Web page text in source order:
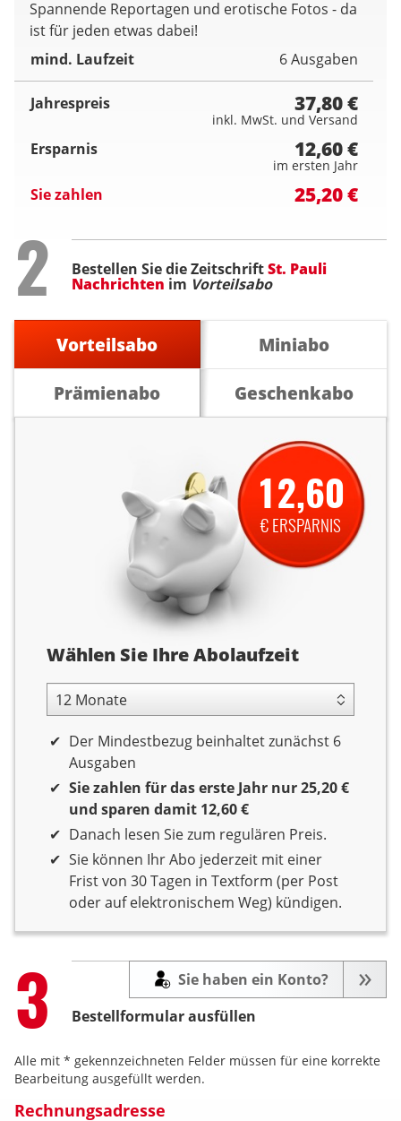
Spannende Reportagen und erotische Fotos - da
ist für jeden etwas dabei!
mind. Laufzeit
6 Ausgaben
Jahrespreis 37,80 €
inkl. MwSt. und Versand
Ersparnis 12,60 €
im ersten Jahr
Sie zahlen 25,20 €
Step
2 Bestellen Sie die ZeitschriftSt. Pauli
Nachrichten im Vorteilsabo
Vorteilsabo
Miniabo
Prämienabo
Geschenkabo
Abolaufzeit
Wählen Sie Ihre Abolaufzeit
12 Monate Laufzeit
Der Mindestbezug beinhaltet zunächst 6
Ausgaben
Sie zahlen für das erste Jahr nur 25,20 €
und sparen damit 12,60 €
Danach lesen Sie zum regulären Preis.
Sie können Ihr Abo jederzeit mit einer
Frist von 30 Tagen in Textform (per Post
oder auf elektronischem Weg) kündigen.
12,60
€ ERSPARNIS
Step
3 Bestellformular ausfüllen
Sie haben ein Konto?
Alle mit * gekennzeichneten Felder müssen für eine korrekte
Bearbeitung ausgefüllt werden.
Rechnungsadresse